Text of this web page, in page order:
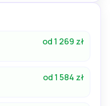
od 1 269 zł
od 1 584 zł